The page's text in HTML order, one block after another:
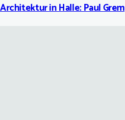
Architektur in Halle: Paul